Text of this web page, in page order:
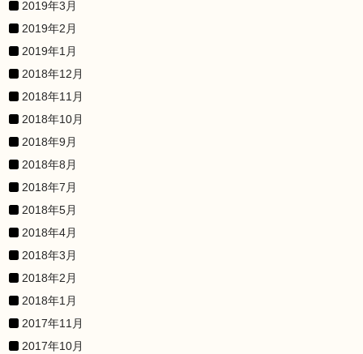
2019年3月
2019年2月
2019年1月
2018年12月
2018年11月
2018年10月
2018年9月
2018年8月
2018年7月
2018年5月
2018年4月
2018年3月
2018年2月
2018年1月
2017年11月
2017年10月